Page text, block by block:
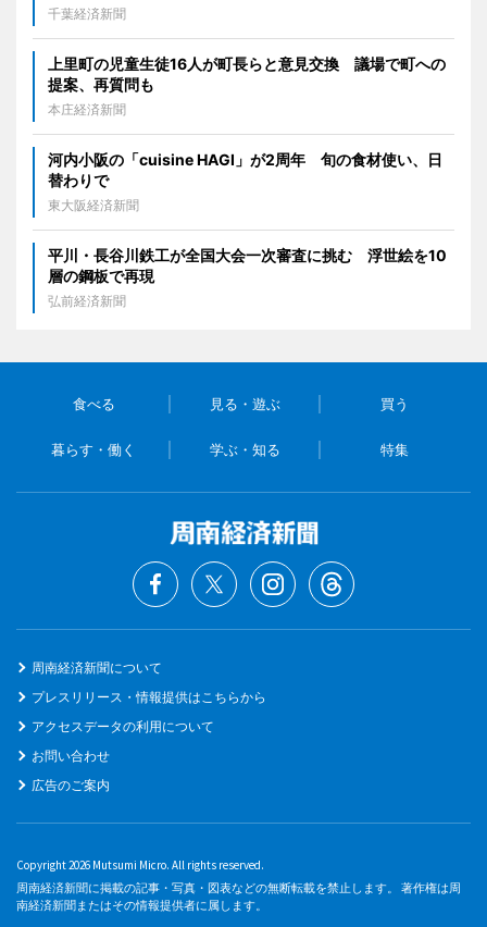
千葉経済新聞
上里町の児童生徒16人が町長らと意見交換 議場で町への
提案、再質問も
本庄経済新聞
河内小阪の「cuisine HAGI」が2周年 旬の食材使い、日
替わりで
東大阪経済新聞
平川・長谷川鉄工が全国大会一次審査に挑む 浮世絵を10
層の鋼板で再現
弘前経済新聞
食べる 見る・遊ぶ 買う
暮らす・働く 学ぶ・知る 特集
周南経済新聞について
プレスリリース・情報提供はこちらから
アクセスデータの利用について
お問い合わせ
広告のご案内
Copyright 2026 Mutsumi Micro. All rights reserved.
周南経済新聞に掲載の記事・写真・図表などの無断転載を禁止します。 著作権は周
南経済新聞またはその情報提供者に属します。